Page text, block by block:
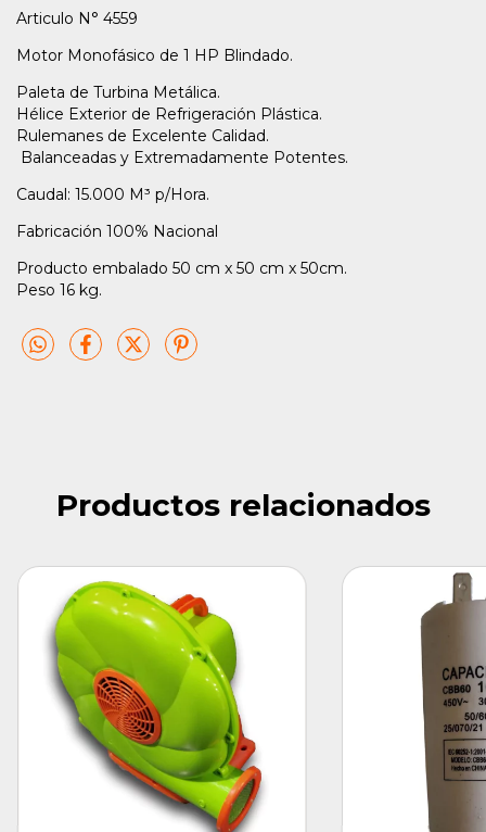
Articulo N° 4559
Motor Monofásico de 1 HP Blindado.
Paleta de Turbina Metálica.
Hélice Exterior de Refrigeración Plástica.
Rulemanes de Excelente Calidad.
Balanceadas y Extremadamente Potentes.
Caudal: 15.000 M³ p/Hora.
Fabricación 100% Nacional
Producto embalado 50 cm x 50 cm x 50cm.
Peso 16 kg.
Productos relacionados